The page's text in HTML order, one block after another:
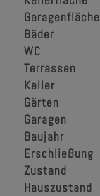
Garagenfläche
Bäder
WC
Terrassen
Keller
Gärten
Garagen
Baujahr
Erschließung
Zustand
Hauszustand